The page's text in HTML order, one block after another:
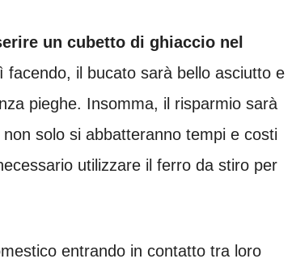
un cubetto di ghiaccio nel
il bucato sarà bello asciutto e
pieghe. Insomma, il risparmio sarà
solo si abbatteranno tempi e costi
utilizzare il ferro da stiro per
entrando in contatto tra loro